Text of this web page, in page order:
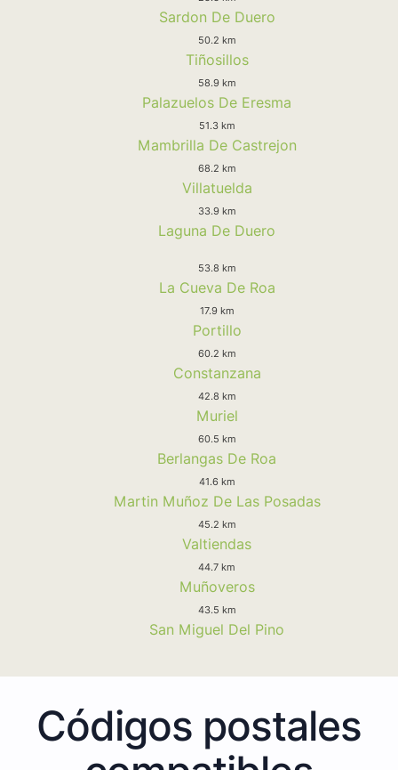
Sardon De Duero
50.2 km
Tiñosillos
58.9 km
Palazuelos De Eresma
51.3 km
Mambrilla De Castrejon
68.2 km
Villatuelda
33.9 km
Laguna De Duero
53.8 km
La Cueva De Roa
17.9 km
Portillo
60.2 km
Constanzana
42.8 km
Muriel
60.5 km
Berlangas De Roa
41.6 km
Martin Muñoz De Las Posadas
45.2 km
Valtiendas
44.7 km
Muñoveros
43.5 km
San Miguel Del Pino
Códigos postales